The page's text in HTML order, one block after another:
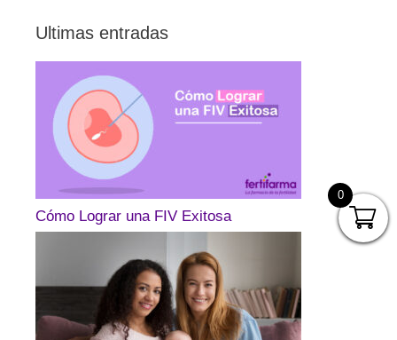
Ultimas entradas
Cómo Lograr una FIV Exitosa
0